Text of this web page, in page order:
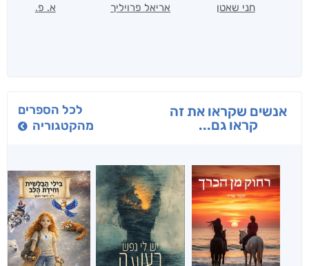
חני שאטן אריאל פרויליך א. פ.
אנשים שקראו את זה
קראו גם...
לכל הספרים
מהקטגוריה